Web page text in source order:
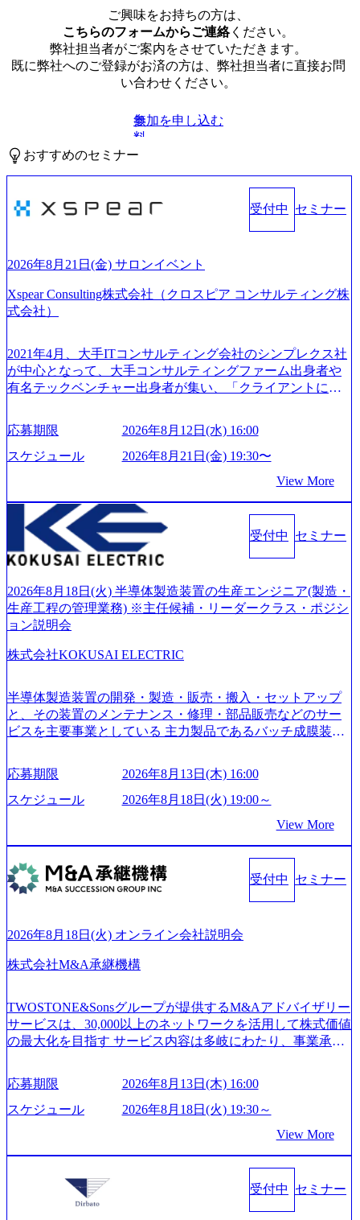
ご興味をお持ちの方は、
こちらのフォームからご連絡ください。
弊社担当者がご案内をさせていただきます。
既に弊社へのご登録がお済の方は、弊社担当者に直接お問
い合わせください。
無
料
参加を申し込む
おすすめのセミナー
受付中 セミナー
2026年8月21日(金) サロンイベント
Xspear Consulting株式会社（クロスピア コンサルティング株
式会社）
2021年4月、大手ITコンサルティング会社のシンプレクス社
が中心となって、大手コンサルティングファーム出身者や
有名テックベンチャー出身者が集い、「クライアントにと
い」という想いの下で立ち上げた新鋭ファーム テクノロジ
ーがビジネスの成功に大きな影響力を持つDX時代におい
て、20年以上にわたってFintech業界を中心に最先端テクノ
つ、あらゆる業種・業界のクライアントの企業価値の最大
化を支援するために、戦略策定、組織改革、人材育成、業
務改善、実行支援などのコンサルティングサービスを一気
通貫で提供するのが特徴（いわゆる総合コンサルティング
ファーム） 社名の由来は”DXエリアにSpir（槍）を指して
ていく”という位置づけ 一昔前は金融が強い企業として認知
されていたが、現在金融の売上割合は全体の3割。現在はTo
C事業を始め、パブリック、製造業、通信、エンタメ、教
はあるが、社員の興味のある分野やスキルを活用したいな
着けたい方でも幅広に経験を積みたい方でも、キャリア形
成が柔軟に可能な環境である。 https://storage.googleapis.com/
our-vision-production.appspot.com/public/images/20240925204135
_93b1bff3-f71c-4bc9-8bd9-72a8a4826007_1200x554.webp https://
mages/20250502152751_46c65543-87ef-4e86-a85a-8649e1c532f9
_956x512.webp https://storage.googleapis.com/our-vision-producti
on.appspot.com/public/images/20250502152804_ba6aaa1a-9ffc-4f
m/our-vision-production.appspot.com/public/images/202505021528
ンプレクス社は、FinTech領域に強みを持つITコンサルティ
ング会社で、NRI、NTTDATAと同じく世界のFinTech Ranki
ngsTop 100企業にも選出されている。ITコンサルティング、
特長 ビジネスへの深い理解を持つコンサルタントが集うXs
pearと、最先端テクノロジーに深い知見を持つシンプレクス
社またはグループ会社との協力体制を築いている Xspear社
sion-production.appspot.com/public/images/20240925204111_caa9
4e4b-6aae-45a6-a0ce-b98154c816a2_1153x543.webp メンバー情
報 (https://www.xspear.co.jp/member/)一部抜粋 - 伊勢山 昇吾氏:
業界で新規事業戦略、成長戦略、PMI推進、業務改革等の幅
広いプロジェクトに従事 - 鈴木健仁氏：新卒でベイカレン
トに入社し最年少ディレクターを経てXspearに参画 - 梶田
案、人事組織テーマに強みを持ち、メディア・エンタメ業
界においてはDX戦略立案、NFT等の新規事業立案を得意と
する。 - 藏満 一馬氏：アクセンチュア出身。金融業界を中
心に、DX戦略策定、新規事業立案、組織変革、規制対応等
の幅広いプロジェクトを主導する。 - 天野 善仁氏：19卒Pw
応募期限
2026年8月12日(水) 16:00
スケジュール
2026年8月21日(金) 19:30〜
View More
受付中 セミナー
2026年8月18日(火) 半導体製造装置の生産エンジニア(製造・
生産工程の管理業務) ※主任候補・リーダークラス・ポジシ
ョン説明会
株式会社KOKUSAI ELECTRIC
半導体製造装置の開発・製造・販売・搬入・セットアップ
と、その装置のメンテナンス・修理・部品販売などのサー
ビスを主要事業としている 主力製品であるバッチ成膜装置
世界トップクラスのシェアを有している 技術と対話を通じ
て未来を創造し、社会課題の解決に貢献することを目指し
ている Mission:私たちの技術/私たちの対話 Vision:夢を未来
話 IoT社会の浸透、AIの加速等により半導体需要は世界中で
急伸長しており、それに伴い半導体製造装置の需要も伸長
中 https://storage.googleapis.com/our-vision-production.appspot.co
m/public/images/20260224131045_0fee4978-bb25-43a7-a367-542
6b95cd599_1200x543.webp https://storage.googleapis.com/our-visi
cb8-329e-4a45-a8f5-73d9728b2cd7_1200x486.webp https://storag
e.googleapis.com/our-vision-production.appspot.com/public/image
s/20260224131100_d8b3379f-6e64-4566-aea4-924f21977d35_120
0x460.webp https://storage.googleapis.com/our-vision-production.a
810e-138e27965ee8_1200x386.webp グローバル人財育成を目
的とした「語学研修」、効果的なプレゼンのポイントを掴
み実践に強くなるための「プレゼン研修」、自社キャリア
アドバイザーによる自身のキャリア構築をめざす「キャリ
スタイム制度を実施しており、月単位の決められた労働時
間の範囲内で、出社・退社の時刻を社員の自己裁量に委
ね、ワークライフバランスを図りながら効率的に働くこと
ができる 【休日】 土日祝休みの完全週休2日制 2025年度の
休暇は年間24日（4月1日入社の場合）で、入社日に付与さ
れます。 年次有給休暇の残日数は、翌年度に繰り越すこと
ができます。 慶弔休暇は、事由により取得可能日数は異な
応募期限
2026年8月13日(木) 16:00
スケジュール
2026年8月18日(火) 19:00～
View More
受付中 セミナー
2026年8月18日(火) オンライン会社説明会
株式会社M&A承継機構
TWOSTONE&Sonsグループが提供するM&Aアドバイザリー
サービスは、30,000以上のネットワークを活用して株式価値
の最大化を目指す サービス内容は多岐にわたり、事業承継
リーなどが含まれており、幅広いニーズに対応 譲渡企業に
対しては完全成功報酬制を採用し、M&A以外の選択肢も尊
重する姿勢を持ち、将来の株価成長を取り込むスキームの
&A業界のリーディングカンパニーであり、領域にこだわら
ず幅広い案件に携わりながら自己成長とキャリアの挑戦が
可能 M&Aセンター出身者3名がメインメンバーであり、経
験豊富なアドバイザーと共に働くことで、M&Aや財務アド
バイザリーなどの専門知識を獲得し、キャリアを発展させ
応募期限
2026年8月13日(木) 16:00
スケジュール
2026年8月18日(火) 19:30～
View More
受付中 セミナー